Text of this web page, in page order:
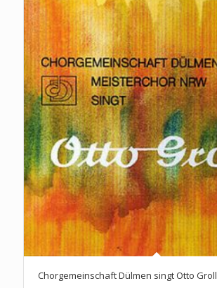
Chorgemeinschaft Dülmen singt Otto Groll